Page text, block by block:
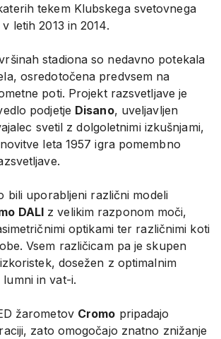
tekem Klubskega svetovnega
letih 2013 in 2014.
stadiona so nedavno potekala
osredotočena predvsem na
poti. Projekt razsvetljave je
podjetje Disano, uveljavljen
svetil z dolgoletnimi izkušnjami,
leta 1957 igra pomembno
bili uporabljeni različni modeli
DALI z velikim razponom moči,
optikami ter različnimi koti
Vsem različicam pa je skupen
dosežen z optimalnim
lumni in vat-i.
žarometov Cromo pripadajo
zato omogočajo znatno znižanje